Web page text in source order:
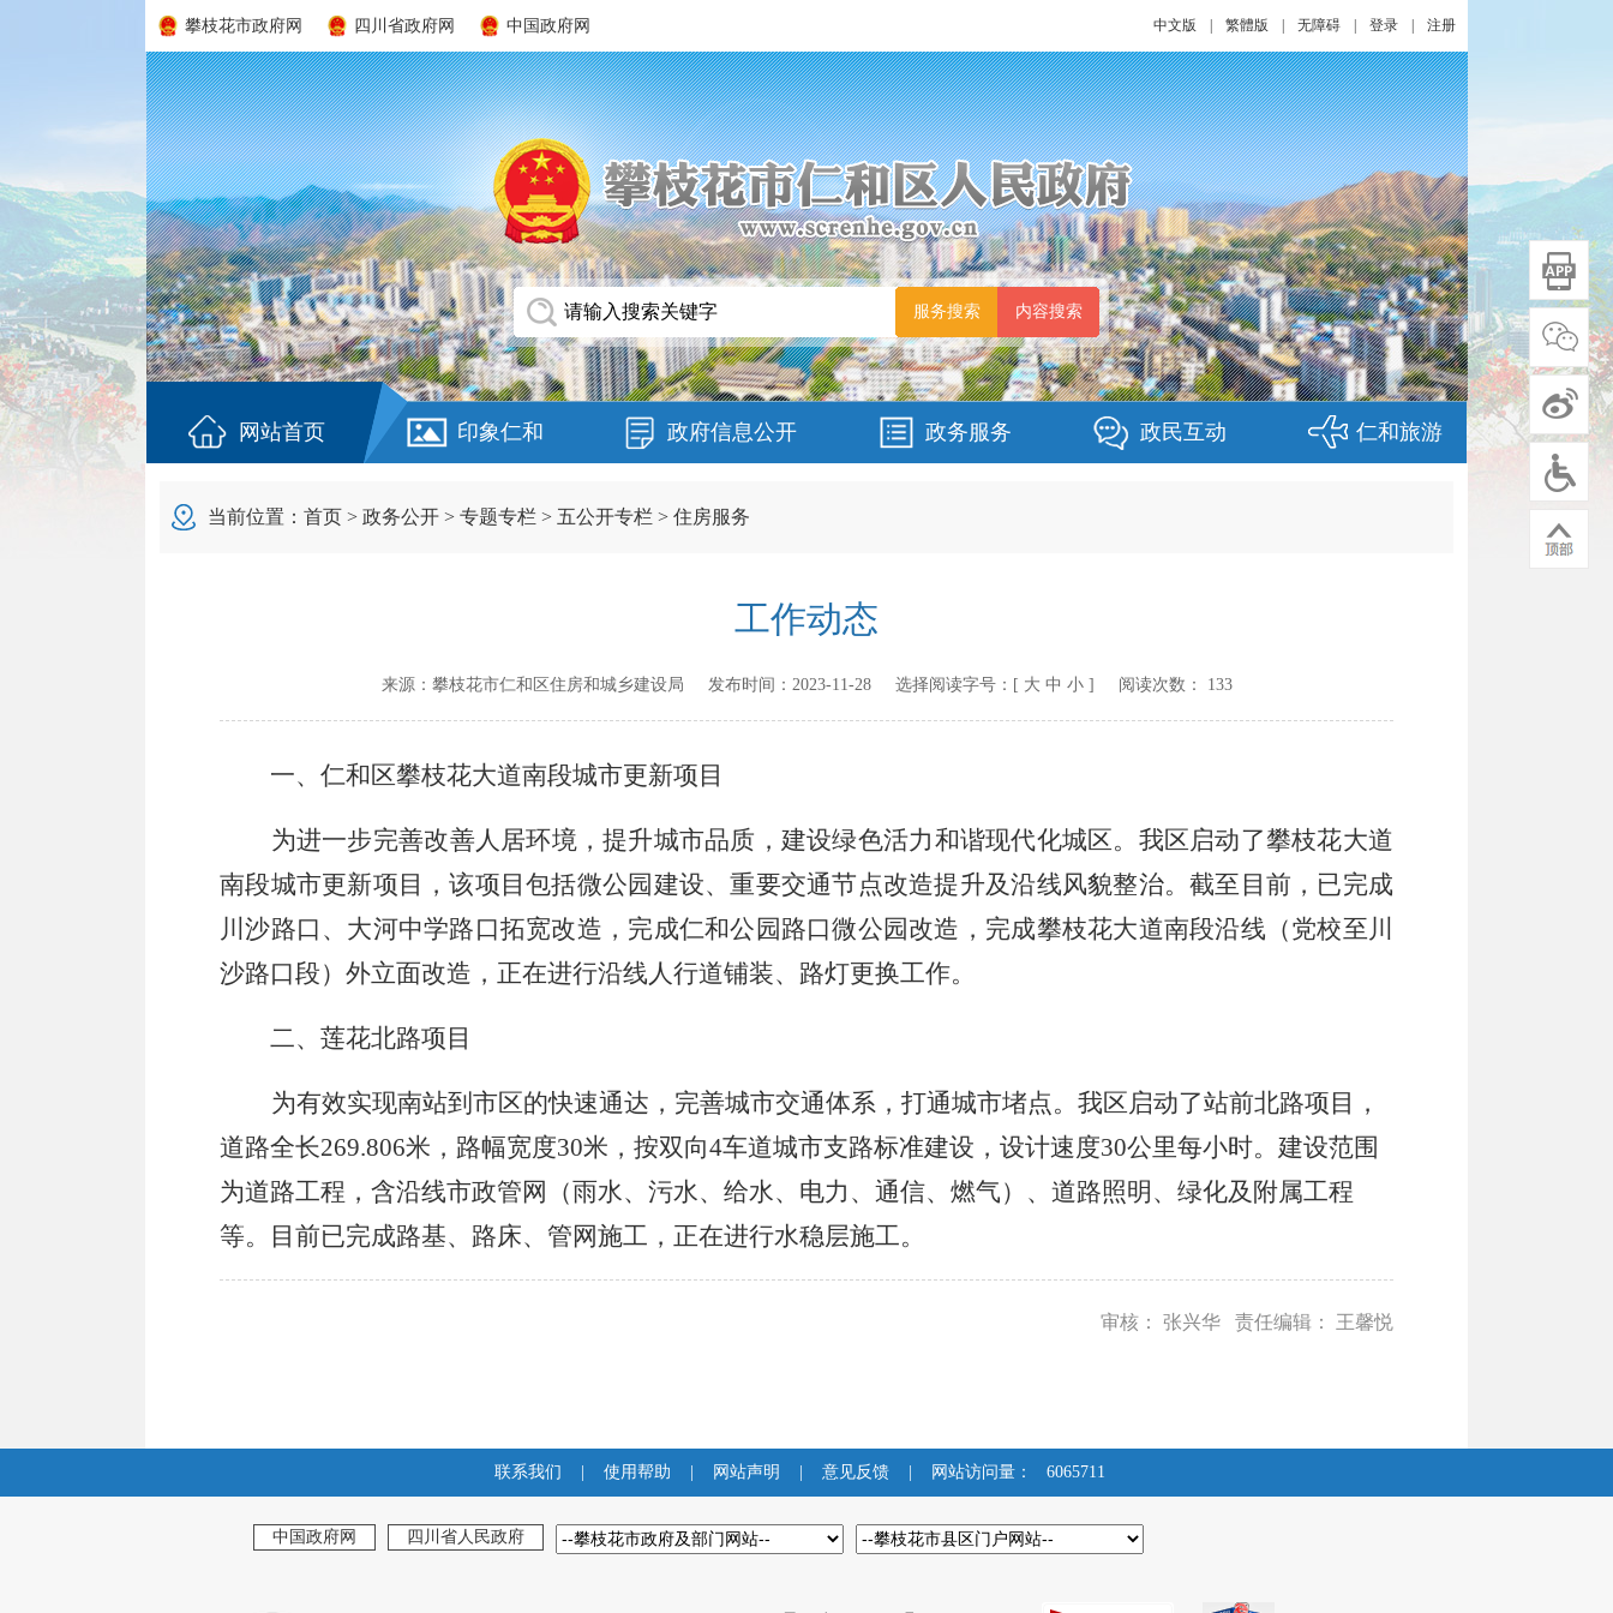
攀枝花市政府网 四川省政府网 中国政府网 中文版 繁體版 无障碍 登录 注册
网站首页 印象仁和 政府信息公开 政务服务 政民互动 仁和旅游
当前位置： 首页 > 政务公开 > 专题专栏 > 五公开专栏 > 住房服务
工作动态
来源： 攀枝花市仁和区住房和城乡建设局 发布时间： 2023-11-28选择阅读字号：[ 大 中 小] 阅读次数： 133
一、仁和区攀枝花大道南段城市更新项目
为进一步完善改善人居环境，提升城市品质，建设绿色活力和谐现代化城区。我区启动了攀枝花大道
南段城市更新项目，该项目包括微公园建设、重要交通节点改造提升及沿线风貌整治。截至目前，已完成
川沙路口、大河中学路口拓宽改造，完成仁和公园路口微公园改造，完成攀枝花大道南段沿线（党校至川
沙路口段）外立面改造，正在进行沿线人行道铺装、路灯更换工作。
二、莲花北路项目
为有效实现南站到市区的快速通达，完善城市交通体系，打通城市堵点。我区启动了站前北路项目，
道路全长269.806米，路幅宽度30米，按双向4车道城市支路标准建设，设计速度30公里每小时。建设范围
为道路工程，含沿线市政管网（雨水、污水、给水、电力、通信、燃气）、道路照明、绿化及附属工程
等。目前已完成路基、路床、管网施工，正在进行水稳层施工。
审核： 张兴华 责任编辑： 王馨悦
联系我们 使用帮助 网站声明 意见反馈 网站访问量： 6065711
中国政府网 四川省人民政府